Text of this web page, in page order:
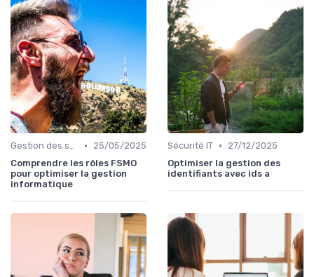
Gestion des serveurs •
25/05/2025
Comprendre les rôles FSMO
pour optimiser la gestion
informatique
Sécurité IT •
27/12/2025
Optimiser la gestion des
identifiants avec ids a